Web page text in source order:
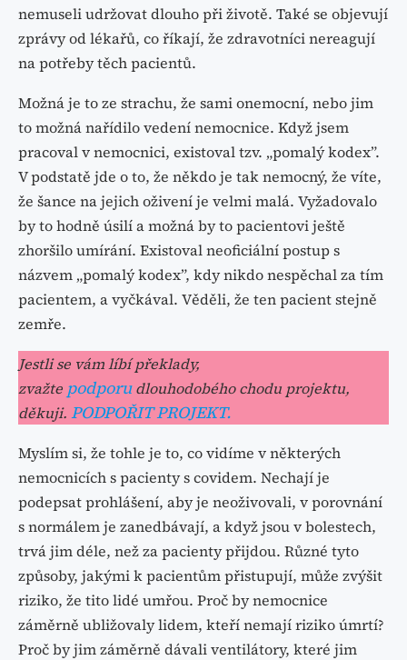
nemuseli udržovat dlouho při životě. Také se objevují
zprávy od lékařů, co říkají, že zdravotníci nereagují
na potřeby těch pacientů.
Možná je to ze strachu, že sami onemocní, nebo jim
to možná nařídilo vedení nemocnice. Když jsem
pracoval v nemocnici, existoval tzv. „pomalý kodex”.
V podstatě jde o to, že někdo je tak nemocný, že víte,
že šance na jejich oživení je velmi malá. Vyžadovalo
by to hodně úsilí a možná by to pacientovi ještě
zhoršilo umírání. Existoval neoficiální postup s
názvem „pomalý kodex”, kdy nikdo nespěchal za tím
pacientem, a vyčkával. Věděli, že ten pacient stejně
zemře.
Jestli se vám líbí překlady,
zvažte podporu dlouhodobého chodu projektu,
děkuji. PODPOŘIT PROJEKT.
Myslím si, že tohle je to, co vidíme v některých
nemocnicích s pacienty s covidem. Nechají je
podepsat prohlášení, aby je neoživovali, v porovnání
s normálem je zanedbávají, a když jsou v bolestech,
trvá jim déle, než za pacienty přijdou. Různé tyto
způsoby, jakými k pacientům přistupují, může zvýšit
riziko, že tito lidé umřou. Proč by nemocnice
záměrně ubližovaly lidem, kteří nemají riziko úmrtí?
Proč by jim záměrně dávali ventilátory, které jim